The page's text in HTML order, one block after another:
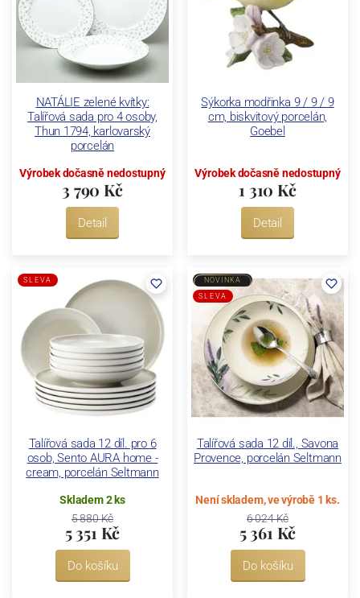
NATÁLIE zelené kvítky:
Talířová sada pro 4 osoby,
Thun 1794, karlovarský
porcelán
Výrobek dočasně nedostupný
3 790 Kč
Detail
Sýkorka modřinka 9 / 9 / 9
cm, biskvitový porcelán,
Goebel
Výrobek dočasně nedostupný
1 310 Kč
Detail
Talířová sada 12 díl. pro 6
osob, Sento AURA home -
cream, porcelán Seltmann
SLEVA
Skladem 2 ks
5 880 Kč
5 351 Kč
Do košíku
Talířová sada 12 díl., Savona
Provence, porcelán Seltmann
NOVINKA
SLEVA
Není skladem, ve výrobě 1 ks.
6 024 Kč
5 361 Kč
Do košíku